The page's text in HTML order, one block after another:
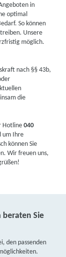
in
optimal
So können
Unsere
möglich.
nach §§ 43b,
die
Hotline040
um Ihre
können Sie
Wir freuen uns,
beraten Sie
den passenden